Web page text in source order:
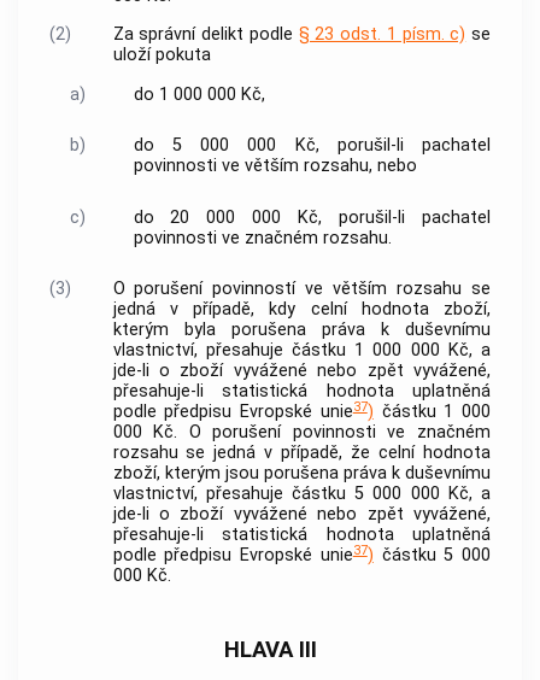
(2)
Za správní delikt podle § 23 odst. 1 písm. c) se
uloží pokuta
a)
do 1 000 000 Kč,
b)
do 5 000 000 Kč, porušil-li pachatel
povinnosti ve větším rozsahu, nebo
c)
do 20 000 000 Kč, porušil-li pachatel
povinnosti ve značném rozsahu.
(3)
O porušení povinností ve větším rozsahu se
jedná v případě, kdy celní hodnota zboží,
kterým byla porušena práva k duševnímu
vlastnictví, přesahuje částku 1 000 000 Kč, a
jde-li o zboží vyvážené nebo zpět vyvážené,
přesahuje-li statistická hodnota uplatněná
podle předpisu Evropské unie37) částku 1 000
000 Kč. O porušení povinnosti ve značném
rozsahu se jedná v případě, že celní hodnota
zboží, kterým jsou porušena práva k duševnímu
vlastnictví, přesahuje částku 5 000 000 Kč, a
jde-li o zboží vyvážené nebo zpět vyvážené,
přesahuje-li statistická hodnota uplatněná
podle předpisu Evropské unie37) částku 5 000
000 Kč.
HLAVA III